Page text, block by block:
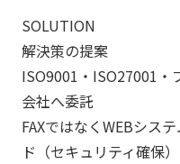
SOLUTION
解決策の提案
ISO9001・ISO27001・
会社へ委託
FAXではなくWEBシス
ド（セキュリティ確保）